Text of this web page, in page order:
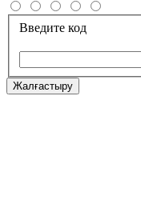
Введите код
Жалғастыру